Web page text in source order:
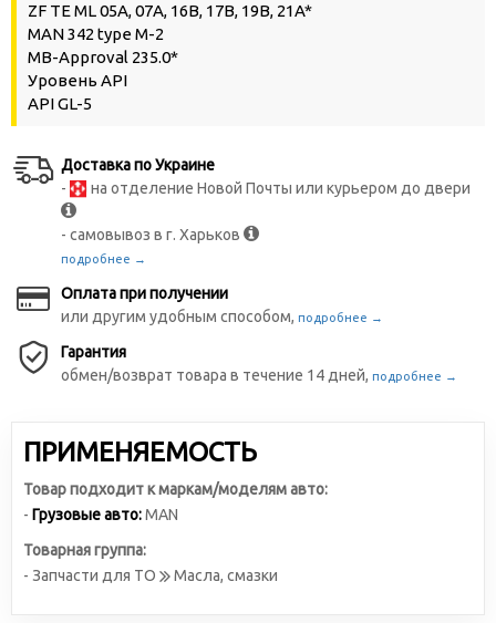
ZF TE ML 05A, 07A, 16B, 17B, 19B, 21A*
MAN 342 type M-2
MB-Approval 235.0*
Уровень API
API GL-5
Доставка по Украине
-
на отделение Новой Почты или курьером до двери
- самовывоз в г. Харьков
подробнее →
Оплата при получении
или другим удобным способом, подробнее →
Гарантия
обмен/возврат товара в течение 14 дней, подробнее →
ПРИМЕНЯЕМОСТЬ
Товар подходит к маркам/моделям авто:
- Грузовые авто:MAN
Товарная группа:
- Запчасти для ТО
Масла, смазки